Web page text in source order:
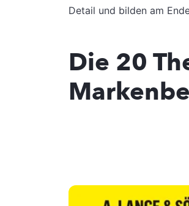
Detail und bilden am
Die 20